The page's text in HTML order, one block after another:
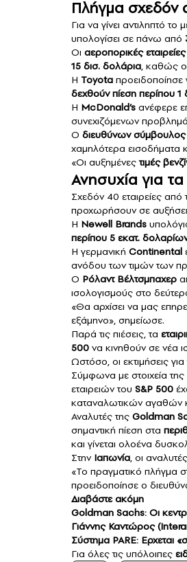
Πλήγμα σχεδόν
Για να γίνει αντιληπτό
υπολογίσει σε πάνω από
Οι αεροπορικές εταιρείες
15 δισ. δολάρια, καθώς
Η Toyota προειδοποίησε
δεχθούν πίεση περίπου
Η McDonald’s ανέφερε
συνεχιζόμενων
Ο διευθύνων σύμβουλος
χαμηλότερα εισοδήματα
«Οι αυξημένεςτιμές
Ανησυχία για
Σχεδόν 40 εταιρείες
προχωρήσουν σε
Η Newell Brands
περίπου 5 εκατ.
Η γερμανική Continental
ανόδου των τιμών των
Ο Ρόλαντ Βέλτσμπαχερ
ισολογισμούς στο
«Θα αρχίσει να μας
εξάμηνο», σημείωσε.
Παρά τις πιέσεις, τα
500 να κινηθούν σε νέα
Ωστόσο, οι εκτιμήσεις για
Σύμφωνα με στοιχεία της
εταιρειών του S&P 500
καταναλωτικών αγαθών
Αναλυτές της Goldman
σημαντική πίεση στα
και γίνεται ολοένα
Στην Ιαπωνία, οι
«Το πραγματικό πλήγμα
προειδοποίησε ο
Διαβάστε ακόμη
Goldman Sachs: Οι
Γιάννης Καντώρος
Σύστημα PARE: Ερχεται
Για όλες τις υπόλοιπες